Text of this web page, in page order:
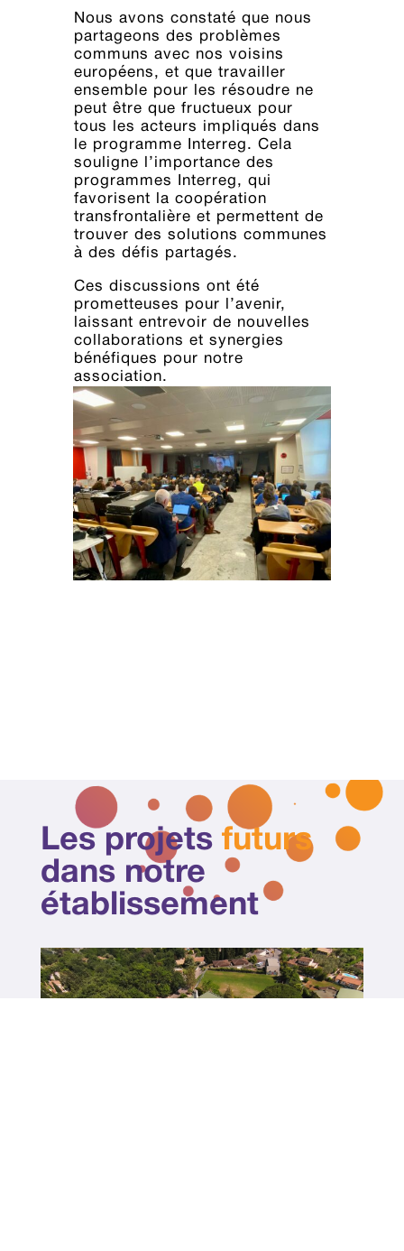
Nous avons constaté que nous
partageons des problèmes
communs avec nos voisins
européens, et que travailler
ensemble pour les résoudre ne
peut être que fructueux pour
tous les acteurs impliqués dans
le programme Interreg. Cela
souligne l’importance des
programmes Interreg, qui
favorisent la coopération
transfrontalière et permettent de
trouver des solutions communes
à des défis partagés.
Ces discussions ont été
prometteuses pour l’avenir,
laissant entrevoir de nouvelles
collaborations et synergies
bénéfiques pour notre
association.
Les projets futurs
dans notre
établissement